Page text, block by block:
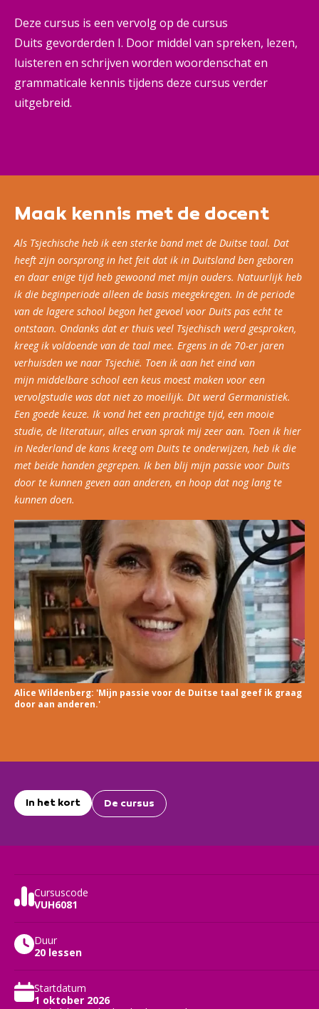
Deze cursus is een vervolg op de cursus
Duits gevorderden I. Door middel van spreken, lezen,
luisteren en schrijven worden woordenschat en
grammaticale kennis tijdens deze cursus verder
uitgebreid.
Maak kennis met de docent
Als Tsjechische heb ik een sterke band met de Duitse taal. Dat
heeft zijn oorsprong in het feit dat ik in Duitsland ben geboren
en daar enige tijd heb gewoond met mijn ouders. Natuurlijk heb
ik die beginperiode alleen de basis meegekregen. In de periode
van de lagere school begon het gevoel voor Duits pas echt te
ontstaan. Ondanks dat er thuis veel Tsjechisch werd gesproken,
kreeg ik voldoende van de taal mee. Ergens in de 70-er jaren
verhuisden we naar Tsjechië. Toen ik aan het eind van
mijn middelbare school een keus moest maken voor een
vervolgstudie was dat niet zo moeilijk. Dit werd Germanistiek.
Een goede keuze. Ik vond het een prachtige tijd, een mooie
studie, de literatuur, alles ervan sprak mij zeer aan. Toen ik hier
in Nederland de kans kreeg om Duits te onderwijzen, heb ik die
met beide handen gegrepen. Ik ben blij mijn passie voor Duits
door te kunnen geven aan anderen, en hoop dat nog lang te
kunnen doen.
Alice Wildenberg: 'Mijn passie voor de Duitse taal geef ik graag
door aan anderen.'
In het kort De cursus
Cursuscode
VUH6081
Duur
20 lessen
Startdatum
1 oktober 2026